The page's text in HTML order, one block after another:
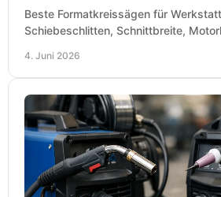
Beste Formatkreissägen für
Schiebeschlitten, Schnittbreite,
4. Juni 2026